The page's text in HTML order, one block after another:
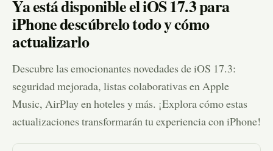
Ya está disponible el iOS 17.3 para
iPhone descúbrelo todo y cómo
actualizarlo
Descubre las emocionantes novedades de iOS 17.3:
seguridad mejorada, listas colaborativas en Apple
Music, AirPlay en hoteles y más. ¡Explora cómo estas
actualizaciones transformarán tu experiencia con iPhone!